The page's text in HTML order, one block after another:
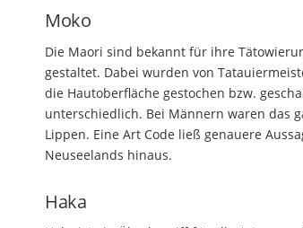
Moko
Die Maori sind bekannt für ihre
gestaltet. Dabei wurden von
die Hautoberfläche gestochen bzw.
unterschiedlich. Bei Männern waren das
Lippen. Eine Art Code ließ genauere
Neuseelands hinaus.
Haka